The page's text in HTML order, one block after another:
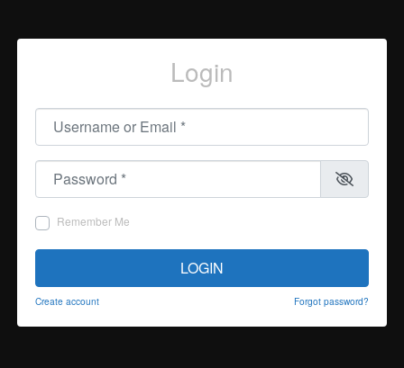
Login
Username or Email
Password
Remember Me
LOGIN
Create account Forgot password?